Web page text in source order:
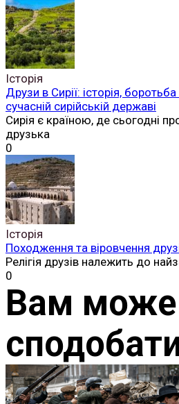
Історія
Друзи в Сирії: історія,
сучасній сирійській державі
Сирія є країною, де сьогодні
друзька
0
Історія
Походження та віровчення
Релігія друзів належить до
0
Вам може